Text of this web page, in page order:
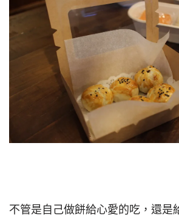
不管是自己做餅給心愛的吃，還是